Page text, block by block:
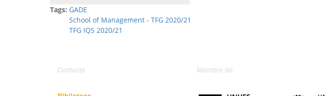
Tags: GADE
School of Management - TFG 2020/21
TFG IQS 2020/21
Contacte Membre de